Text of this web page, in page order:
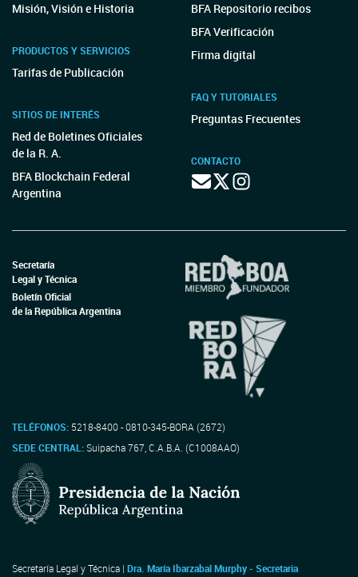
Misión, Visión e Historia
PRODUCTOS Y SERVICIOS
Tarifas de Publicación
SITIOS DE INTERÉS
Red de Boletines Oficiales
de la R. A.
BFA Blockchain Federal
Argentina
BFA Repositorio recibos
BFA Verificación
Firma digital
FAQ Y TUTORIALES
Preguntas Frecuentes
CONTACTO
Secretaría
Legal y Técnica
Boletín Oficial
de la República Argentina
TELÉFONOS: 5218-8400 - 0810-345-BORA (2672)
SEDE CENTRAL:Suipacha 767, C.A.B.A. (C1008AAO)
Secretaría Legal y Técnica | Dra. María Ibarzabal Murphy - Secretaria